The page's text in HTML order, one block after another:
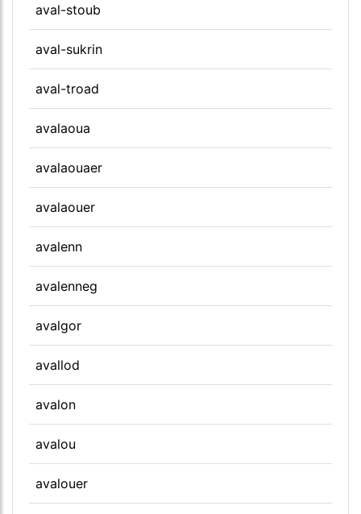
aval-stoub
aval-sukrin
aval-troad
avalaoua
avalaouaer
avalaouer
avalenn
avalenneg
avalgor
avallod
avalon
avalou
avalouer